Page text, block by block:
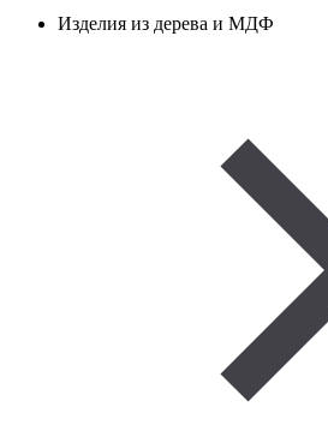
Изделия из дерева и МДФ